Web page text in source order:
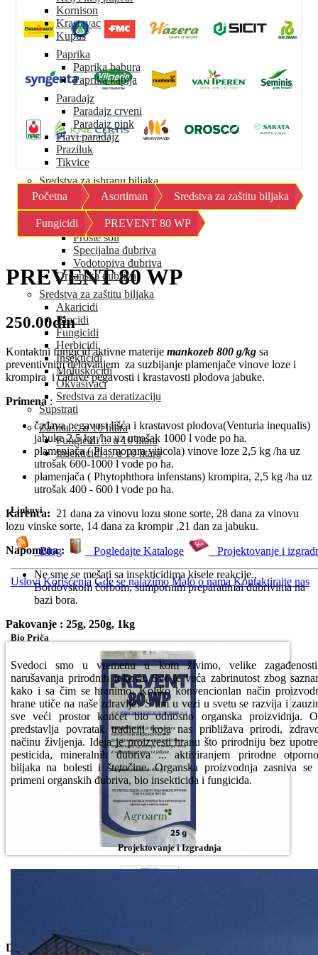
Kornison
Krastavac
Kupus
Paprika
Paprika babura
Paprika kapija
Paradajz
Paradajz crveni
Paradajz pink
Plavi paradajz
Praziluk
Tikvice
Sredstva za ishranu biljaka
Mineralna đubriva
Granulisana đubriva
Mikroelementi
Proste soli
Specijalna đubriva
Vodotopiva đubriva
Organska đubriva
Sredstva za zaštitu biljaka
Akaricidi
Biocidi
Fungicidi
Herbicidi
Insekticidi
Moluskocidi
Okvašivači
Sredstva za deratizaciju
Supstrati
Zaštita ... u 10 litara
Fungicidi ... u 10 litara
Insekticidi ... u 10 litara
Linkovi
Blog Pogledajte Kataloge Projektovanje i
Uslovi Korišćenja Gde se nalazimo Malo o nama Kontaktirajte nas
Bio Priča
Svedoci smo u vremenu u kom živimo, velike
narušavanja prirodnih tokova. Sve je veća zabrinutost zbog
kako i sa čim se hranimo. Koliko konvencionlan način
hrane utiče na naše zdravlje? S tim u vezi u svetu se razvija i
sve veći prostor koncet bio odnosno organska proizvidnja.
predstavlja povratak tradiciji koja nas približava prirodi,
načinu življenja. Ideja je proizvesti hranu što prirodniju bez
pesticida, mineralnih đubriva ... aktiviranjem prirodne
biljaka na bolesti i štetočine. Organska proizvodnja zasniva se
primeni organskih đubriva, bio insekticida i fungicida.
Projektovanje i Izgradnja
Početna Asortiman Sredstva za zaštitu biljaka
Fungicidi PREVENT 80 WP
PREVENT 80 WP
250.00din
Kontaktni fungicid aktivne materije mankozeb 800 g/kg sa
preventivnim delovanjem za suzbijanje plamenjače vinove loze i
krompira i čađave pegavosti i krastavosti plodova jabuke.
Primena:
čađava pegavost lišća i krastavost plodova(Venturia inequalis)
jabuke 2,5 kg /ha uz utrošak 1000 l vode po ha.
plamenjača ( Plasmopara viticola) vinove loze 2,5 kg /ha uz
utrošak 600-1000 l vode po ha.
plamenjača ( Phytophthora infenstans) krompira, 2,5 kg /ha uz
utrošak 400 - 600 l vode po ha.
Karenca: 21 dana za vinovu lozu stone sorte, 28 dana za vinovu
lozu vinske sorte, 14 dana za krompir ,21 dan za jabuku.
Napomena :
Ne sme se mešati sa insekticidima kisele reakcije.,
Bordovskom čorbom, sumpornim preparatimai đubrivima na
bazi bora.
Pakovanje : 25g, 250g, 1kg
Dostupne Opcije